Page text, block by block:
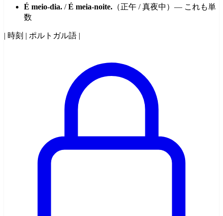
É meio-dia. /É meia-noite. （正午 / 真夜中）— これも単
数
| 時刻 | ポルトガル語 |